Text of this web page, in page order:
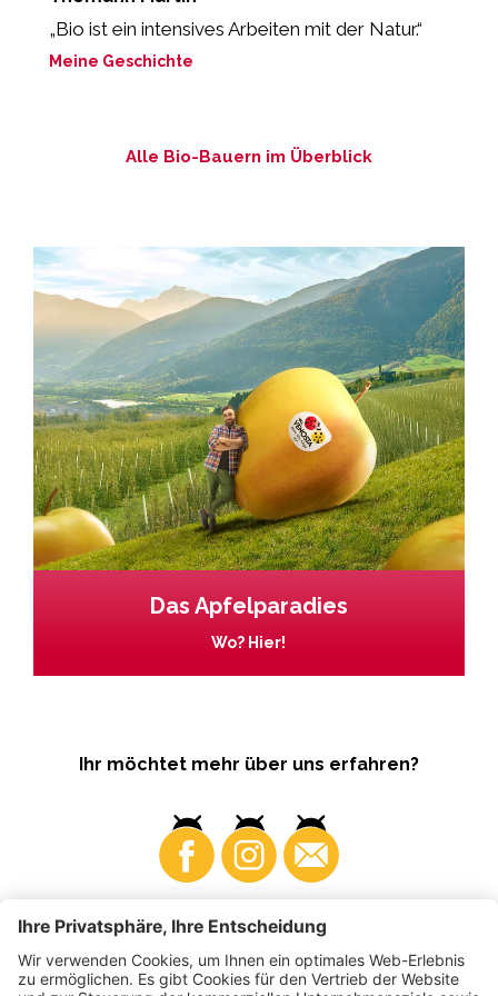
„Bio ist ein intensives Arbeiten mit der Natur.“
Meine Geschichte
Alle Bio-Bauern im Überblick
Das Apfelparadies
Wo? Hier!
Ihr möchtet mehr über uns erfahren?
Business Produzenten